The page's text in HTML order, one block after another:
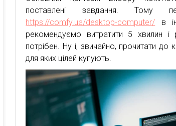
поставлені завдання.
https://comfy.ua/desktop-computer/ в
рекомендуємо витратити 5 хвилин і
потрібен. Ну і, звичайно, прочитати до
для яких цілей купують.